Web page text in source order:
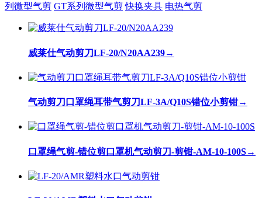
列微型气剪 GT系列微型气剪 快换夹具 电热气剪
威莱仕气动剪刀LF-20/N20AA239→
气动剪刀口罩绳耳带气剪刀LF-3A/Q10S错位小剪钳→
口罩绳气剪-错位剪口罩机气动剪刀-剪钳-AM-10-100S→